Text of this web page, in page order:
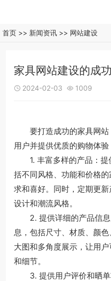
首页 >> 新闻资讯 >> 网站建设
家具网站建设的成
 2024-02-03  1009
要打造成功的家具网站
用户并提供优质的购物体验
1. 丰富多样的产品：提
括不同风格、功能和价格
求和喜好。同时，定期更
设计和潮流风格。
2. 提供详细的产品信息
息，包括尺寸、材质、颜
大图和多角度展示，让用
和细节。
3. 提供用户评价和晒单